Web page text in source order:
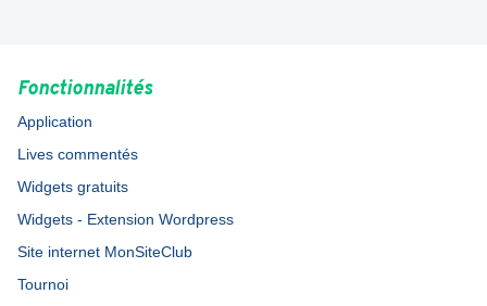
Fonctionnalités
Application
Lives commentés
Widgets gratuits
Widgets - Extension Wordpress
Site internet MonSiteClub
Tournoi